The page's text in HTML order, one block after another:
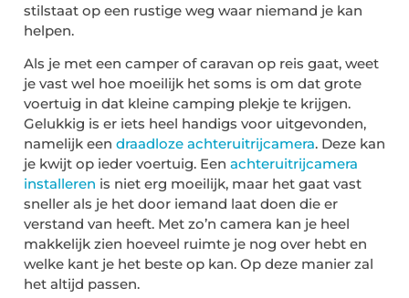
stilstaat op een rustige weg waar niemand je kan
helpen.
Als je met een camper of caravan op reis gaat, weet
je vast wel hoe moeilijk het soms is om dat grote
voertuig in dat kleine camping plekje te krijgen.
Gelukkig is er iets heel handigs voor uitgevonden,
namelijk een draadloze achteruitrijcamera. Deze kan
je kwijt op ieder voertuig. Een achteruitrijcamera
installeren is niet erg moeilijk, maar het gaat vast
sneller als je het door iemand laat doen die er
verstand van heeft. Met zo’n camera kan je heel
makkelijk zien hoeveel ruimte je nog over hebt en
welke kant je het beste op kan. Op deze manier zal
het altijd passen.